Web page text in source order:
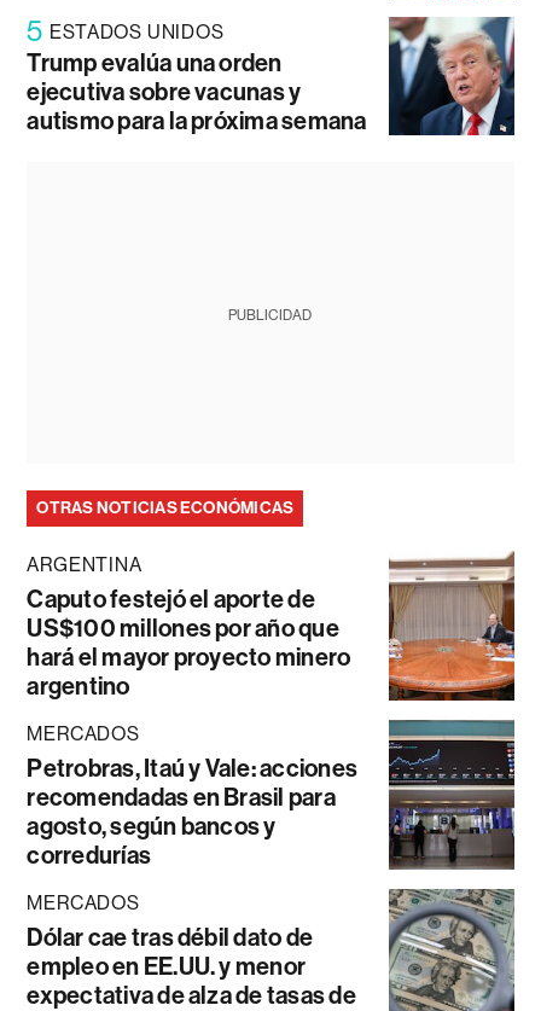
5 ESTADOS UNIDOS
Trump evalúa una orden
ejecutiva sobre vacunas y
autismo para la próxima semana
PUBLICIDAD
OTRAS NOTICIAS ECONÓMICAS
ARGENTINA
Caputo festejó el aporte de
US$100 millones por año que
hará el mayor proyecto minero
argentino
MERCADOS
Petrobras, Itaú y Vale: acciones
recomendadas en Brasil para
agosto, según bancos y
corredurías
MERCADOS
Dólar cae tras débil dato de
empleo en EE.UU. y menor
expectativa de alza de tasas de